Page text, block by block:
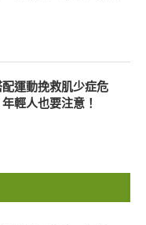
運動挽救肌少症危
輕人也要注意！